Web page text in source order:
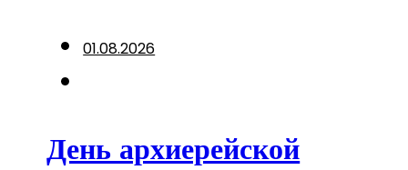
01.08.2026
День архиерейской